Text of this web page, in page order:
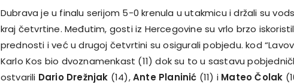
Dubrava je u finalu serijom 5-0 krenula u utakmicu i držali su
kraj četvrtine. Međutim, gosti iz Hercegovine su vrlo brzo
prednosti i već u drugoj četvrtini su osigurali pobjedu. kod
Karlo Kos bio dvoznamenkast (11) dok su to u sastavu
ostvarili Dario Drežnjak (14),Ante Planinić (11) i Mateo Čolak